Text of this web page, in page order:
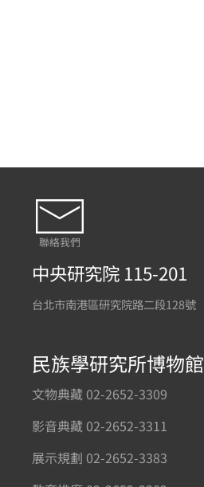
聯絡我們
中央研究院 115-201
台北市南港區研究院路二段128號
民族學研究所博物館
文物典藏 02-2652-3309
影音典藏 02-2652-3311
展示規劃 02-2652-3383